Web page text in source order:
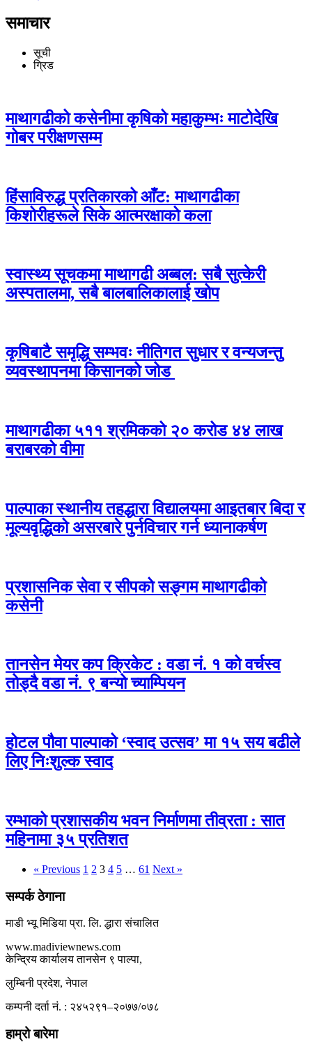
समाचार
सूची
ग्रिड
माथागढीको कसेनीमा कृषिको महाकुम्भः माटोदेखि
गोबर परीक्षणसम्म
हिंसाविरुद्ध प्रतिकारको आँट: माथागढीका
किशोरीहरूले सिके आत्मरक्षाको कला
स्वास्थ्य सूचकमा माथागढी अब्बल: सबै सुत्केरी
अस्पतालमा, सबै बालबालिकालाई खोप
कृषिबाटै समृद्धि सम्भवः नीतिगत सुधार र वन्यजन्तु
व्यवस्थापनमा किसानको जोड
माथागढीका ५११ श्रमिकको २० करोड ४४ लाख
बराबरको वीमा
पाल्पाका स्थानीय तहद्धारा विद्यालयमा आइतबार बिदा र
मूल्यवृद्धिको असरबारे पुर्नविचार गर्न ध्यानाकर्षण
प्रशासनिक सेवा र सीपको सङ्गम माथागढीको
कसेनी
तानसेन मेयर कप क्रिकेट : वडा नं. १ को वर्चस्व
तोड्दै वडा नं. ९ बन्यो च्याम्पियन
होटल पौवा पाल्पाको ‘स्वाद उत्सव’ मा १५ सय बढीले
लिए निःशुल्क स्वाद
रम्भाको प्रशासकीय भवन निर्माणमा तीव्रता : सात
महिनामा ३५ प्रतिशत
« Previous 1 2 3 4 5 … 61 Next »
सम्पर्क ठेगाना
माडी भ्यू मिडिया प्रा. लि. द्धारा संचालित
www.madiviewnews.com
केन्द्रिय कार्यालय तानसेन ९ पाल्पा,
लुम्बिनी प्रदेश, नेपाल
कम्पनी दर्ता नं. : २४५२९१–२०७७/०७८
हाम्रो बारेमा